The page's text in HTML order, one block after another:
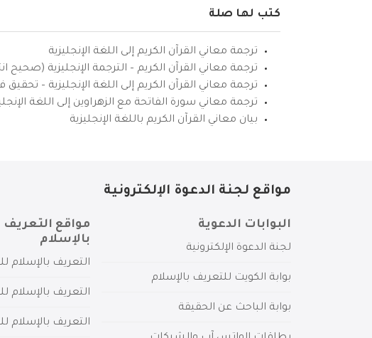
كتب لها صلة
ترجمة معاني القرآن الكريم إلى اللغة الإنجليزية
ترجمة معاني القرآن الكريم – الترجمة الإنجليزية (صحيح
ترجمة معاني القرآن الكريم إلى اللغة الإنجليزية –
ترجمة معاني سورة الفاتحة مع الزهراوين إلى اللغة
بيان معاني القرآن الكريم باللغة الإنجليزية
مواقع لجنة الدعوة الإلكترونية
البوابات الدعوية
لجنة الدعوة الإلكترونية
بوابة الكويت للتعريف بالإسلام
بوابة الباحث عن الحقيقة
مواقع التعريف
بالإسلام
التعريف بالإسلام
التعريف بالإسلام
التعريف بالإسلام